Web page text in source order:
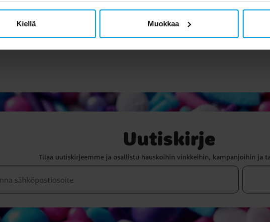
Kiellä Muokkaa
OSTA OSTA
Uutiskirje
Tilaa uutiskirjeemme ja osallistu hauskoihin vinkkeihin, kampanjoihin ja